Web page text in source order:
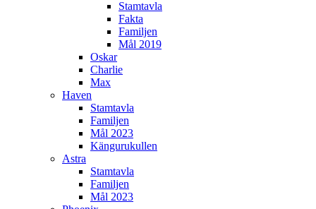
Stamtavla
Fakta
Familjen
Mål 2019
Oskar
Charlie
Max
Haven
Stamtavla
Familjen
Mål 2023
Kängurukullen
Astra
Stamtavla
Familjen
Mål 2023